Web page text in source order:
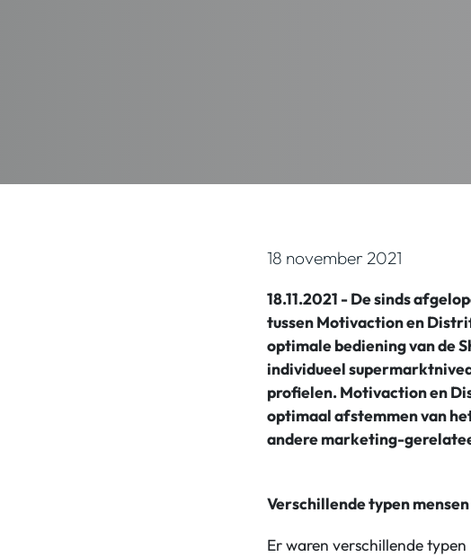
18 november 2021
18.11.2021 - De sinds
tussen Motivaction en
optimale bediening van de
individueel
profielen. Motivaction en
optimaal afstemmen van
andere marketing-
Verschillende typen
Er waren verschillende